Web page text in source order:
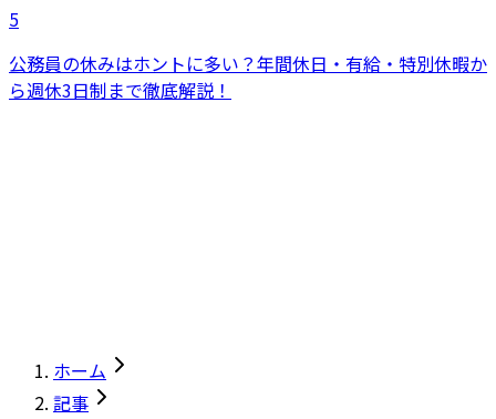
5
公務員の休みはホントに多い？年間休日・有給・特別休暇か
ら週休3日制まで徹底解説！
ホーム
記事